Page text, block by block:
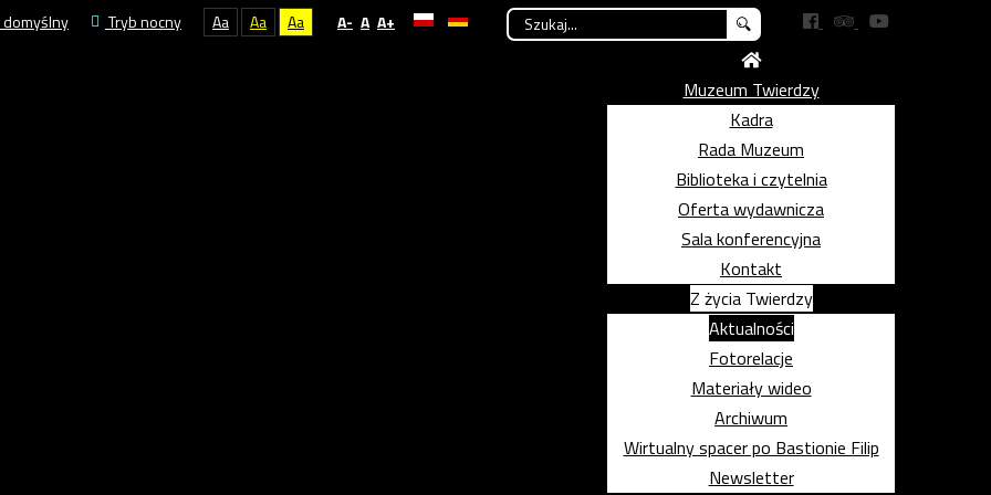
Szukaj...
Tryb nocny Aa Aa Aa A- A A+
Muzeum Twierdzy
Kadra
Rada Muzeum
Biblioteka i czytelnia
Oferta wydawnicza
Sala konferencyjna
Kontakt
Z życia Twierdzy
Aktualności
Fotorelacje
Materiały wideo
Archiwum
Wirtualny spacer po Bastionie Filip
Newsletter